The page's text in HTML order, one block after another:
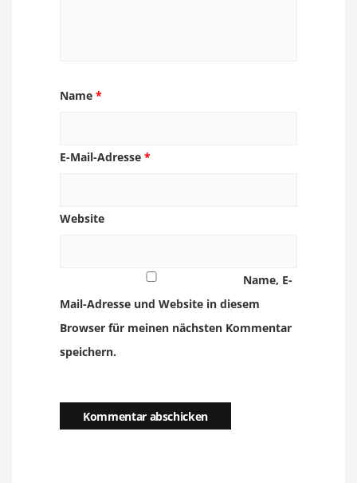
Name *
E-Mail-Adresse *
Website
Name, E-
Mail-Adresse und Website in diesem
Browser für meinen nächsten Kommentar
speichern.